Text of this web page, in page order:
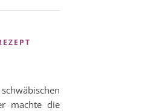
machte die